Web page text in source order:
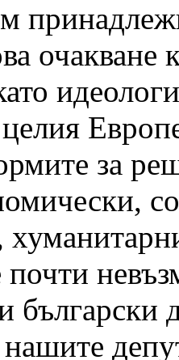
очакване
за
български